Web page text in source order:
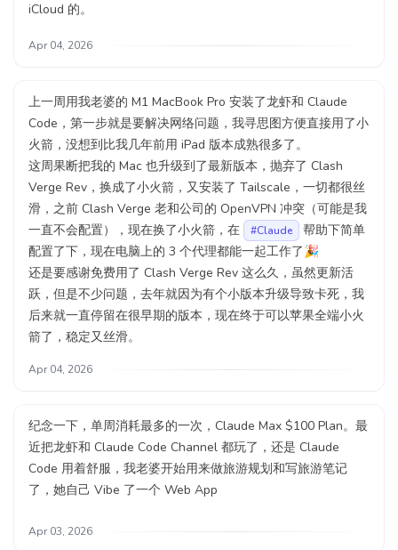
iCloud 的。
Apr 04, 2026
上一周用我老婆的 M1 MacBook Pro 安装了龙虾和 Claude
Code，第一步就是要解决网络问题，我寻思图方便直接用了小
火箭，没想到比我几年前用 iPad 版本成熟很多了。
这周果断把我的 Mac 也升级到了最新版本，抛弃了 Clash
Verge Rev，换成了小火箭，又安装了 Tailscale，一切都很丝
滑，之前 Clash Verge 老和公司的 OpenVPN 冲突（可能是我
一直不会配置），现在换了小火箭，在
#Claude
帮助下简单
配置了下，现在电脑上的 3 个代理都能一起工作了🎉
还是要感谢免费用了 Clash Verge Rev 这么久，虽然更新活
跃，但是不少问题，去年就因为有个小版本升级导致卡死，我
后来就一直停留在很早期的版本，现在终于可以苹果全端小火
箭了，稳定又丝滑。
Apr 04, 2026
纪念一下，单周消耗最多的一次，Claude Max $100 Plan。最
近把龙虾和 Claude Code Channel 都玩了，还是 Claude
Code 用着舒服，我老婆开始用来做旅游规划和写旅游笔记
了，她自己 Vibe 了一个 Web App
Apr 03, 2026